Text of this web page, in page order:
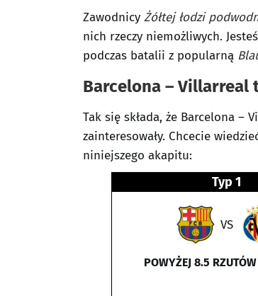
Zawodnicy Żółtej łodzi
nich rzeczy niemożliwych.
podczas batalii z popularną
Barcelona – Villarreal
Tak się składa, że Barcelona –
zainteresowały. Chcecie
niniejszego akapitu:
Typ 1
VS
POWYŻEJ 8.5